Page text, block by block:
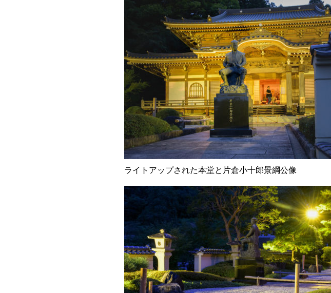
ライトアップされた本堂と片倉小十郎景綱公像